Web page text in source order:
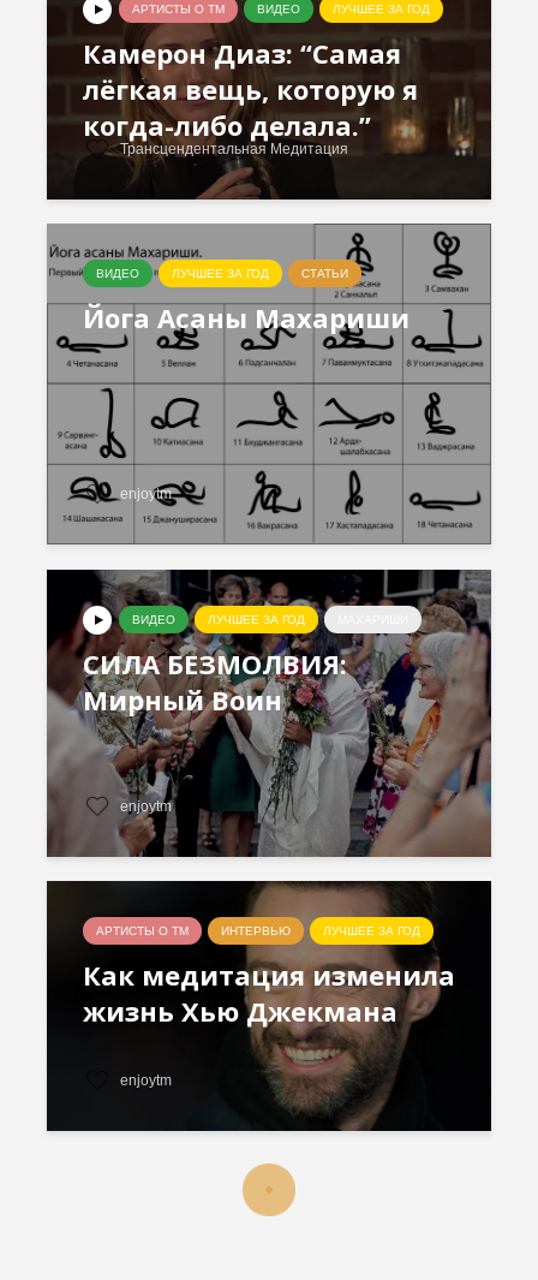
АРТИСТЫ О ТМ ВИДЕО ЛУЧШЕЕ ЗА ГОД
Камерон Диаз: “Самая
лёгкая вещь, которую я
когда-либо делала.”
Трансцендентальная Медитация
ВИДЕО ЛУЧШЕЕ ЗА ГОД СТАТЬИ
Йога Асаны Махариши
enjoytm
ВИДЕО ЛУЧШЕЕ ЗА ГОД
СИЛА БЕЗМОЛВИЯ:
Мирный Воин
enjoytm
АРТИСТЫ О ТМ ИНТЕРВЬЮ ЛУЧШЕЕ ЗА ГОД
Как медитация изменила
жизнь Хью Джекмана
enjoytm